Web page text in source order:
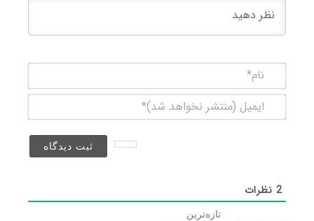
(منتشر
2نظرات
تازه‌ترین